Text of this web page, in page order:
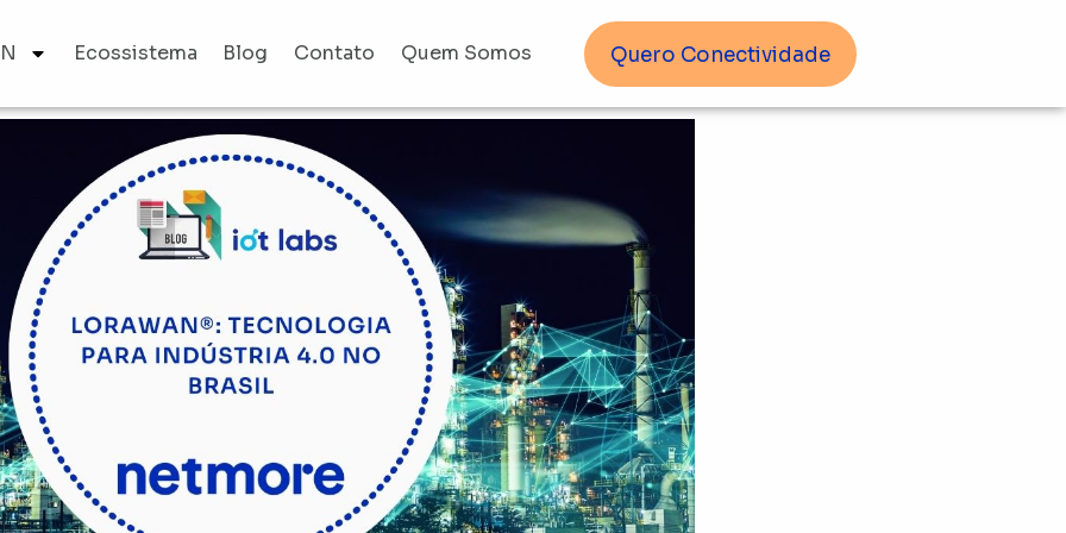
Ecossistema Blog Contato Quem Somos Quero Conectividade